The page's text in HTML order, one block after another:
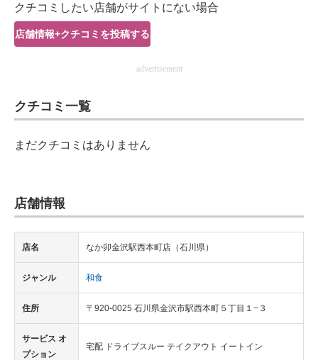
製造業のIT導入・活用を支援
エレクトロニクス専門サイト
電子設計の基本と応用
ちょっと気になるネットの話題
クチコミしたい店舗がサイトにない場合
店舗情報+クチコミを投稿する
advertisement
クチコミ一覧
まだクチコミはありません
店舗情報
店名 なか卯金沢駅西本町店（石川県）
ジャンル 和食
住所 〒920-0025 石川県金沢市駅西本町５丁目１−３
サービス オ
プション
宅配 ドライブスルー テイクアウト イートイン